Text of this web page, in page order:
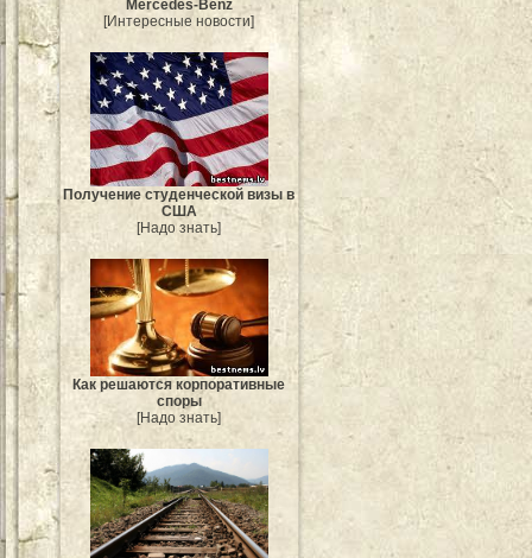
Mercedes-Benz
[Интересные новости]
Получение студенческой визы в
США
[Надо знать]
Как решаются корпоративные
споры
[Надо знать]